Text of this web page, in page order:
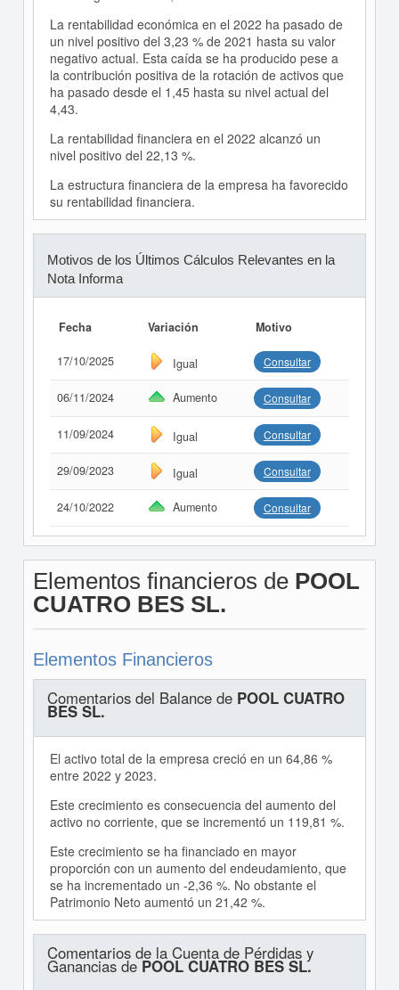
La rentabilidad económica en el 2022 ha pasado de
un nivel positivo del 3,23 % de 2021 hasta su valor
negativo actual. Esta caída se ha producido pese a
la contribución positiva de la rotación de activos que
ha pasado desde el 1,45 hasta su nivel actual del
4,43.
La rentabilidad financiera en el 2022 alcanzó un
nivel positivo del 22,13 %.
La estructura financiera de la empresa ha favorecido
su rentabilidad financiera.
Motivos de los Últimos Cálculos Relevantes en la
Nota Informa
Fecha Variación Motivo
17/10/2025 Igual Consultar
06/11/2024 Aumento Consultar
11/09/2024 Igual Consultar
29/09/2023 Igual Consultar
24/10/2022 Aumento Consultar
Elementos financieros de POOL
CUATRO BES SL.
Elementos Financieros
Comentarios del Balance de POOL CUATRO
BES SL.
El activo total de la empresa creció en un 64,86 %
entre 2022 y 2023.
Este crecimiento es consecuencia del aumento del
activo no corriente, que se incrementó un 119,81 %.
Este crecimiento se ha financiado en mayor
proporción con un aumento del endeudamiento, que
se ha incrementado un -2,36 %. No obstante el
Patrimonio Neto aumentó un 21,42 %.
Comentarios de la Cuenta de Pérdidas y
Ganancias dePOOL CUATRO BES SL.